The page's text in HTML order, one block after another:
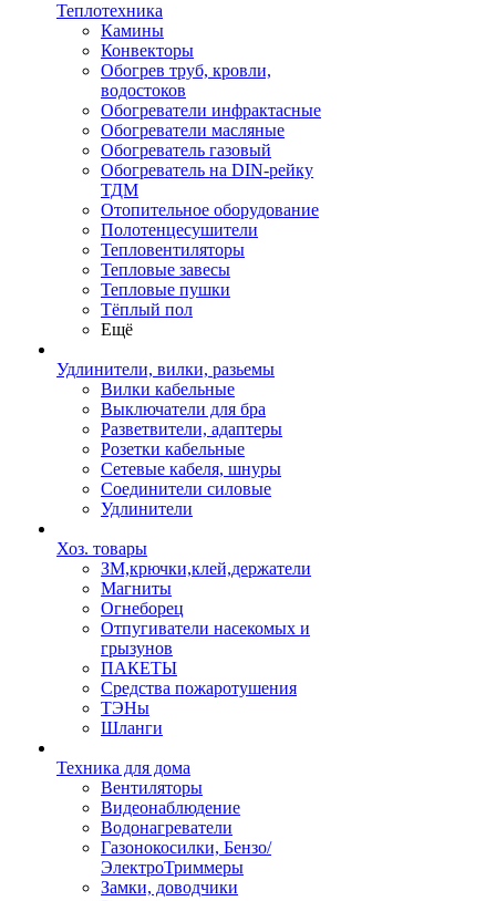
Теплотехника
Камины
Конвекторы
Обогрев труб, кровли,
водостоков
Обогреватели инфрактасные
Обогреватели масляные
Обогреватель газовый
Обогреватель на DIN-рейку
ТДМ
Отопительное оборудование
Полотенцесушители
Тепловентиляторы
Тепловые завесы
Тепловые пушки
Тёплый пол
Ещё
Удлинители, вилки, разьемы
Вилки кабельные
Выключатели для бра
Разветвители, адаптеры
Розетки кабельные
Сетевые кабеля, шнуры
Соединители силовые
Удлинители
Хоз. товары
ЗМ,крючки,клей,держатели
Магниты
Огнеборец
Отпугиватели насекомых и
грызунов
ПАКЕТЫ
Средства пожаротушения
ТЭНы
Шланги
Техника для дома
Вентиляторы
Видеонаблюдение
Водонагреватели
Газонокосилки, Бензо/
ЭлектроТриммеры
Замки, доводчики